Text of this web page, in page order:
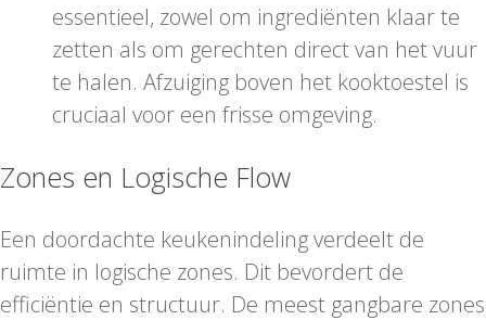
essentieel, zowel om ingrediënten klaar te
zetten als om gerechten direct van het vuur
te halen. Afzuiging boven het kooktoestel is
cruciaal voor een frisse omgeving.
Zones en Logische Flow
Een doordachte keukenindeling verdeelt de
ruimte in logische zones. Dit bevordert de
efficiëntie en structuur. De meest gangbare zones